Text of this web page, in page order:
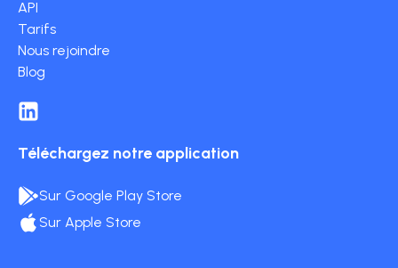
API
Tarifs
Nous rejoindre
Blog
Téléchargez notre application
Sur Google Play Store
Sur Apple Store